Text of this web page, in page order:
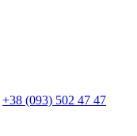
+38 (093) 502 47 47